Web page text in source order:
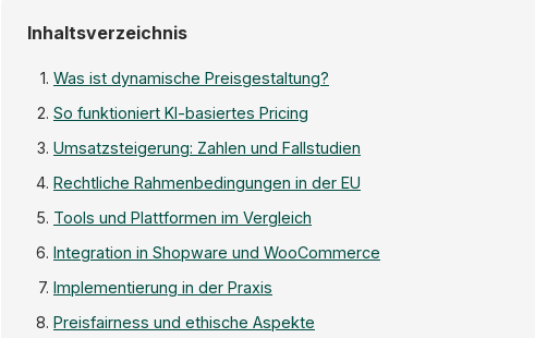
Inhaltsverzeichnis
Was ist dynamische Preisgestaltung?
So funktioniert KI-basiertes Pricing
Umsatzsteigerung: Zahlen und Fallstudien
Rechtliche Rahmenbedingungen in der EU
Tools und Plattformen im Vergleich
Integration in Shopware und WooCommerce
Implementierung in der Praxis
Preisfairness und ethische Aspekte